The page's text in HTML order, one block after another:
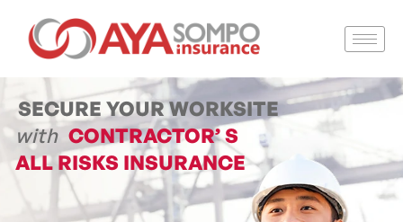
SECURE YOUR WORKSITE
with CONTRACTOR’ S
ALL RISKS INSURANCE